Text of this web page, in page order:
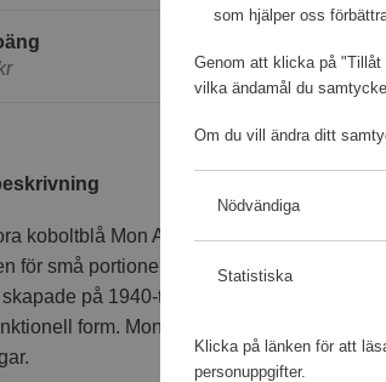
koboltblå Mon Amie-tekopp (50 cl) med
för små portioner soppa. Motivet med en
på 1940-talet illustrerar moderna
form. Mon Amie är ännu i full
som hjälper oss
Genom att klicka på
vilka ändamål du
Om du vill ändra ditt
Nödvändiga
Statistiska
Klicka på länken för att
personuppgifter.